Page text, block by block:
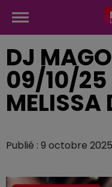
DJ
09/10/25
MELISSA
Publié : 9 octobre